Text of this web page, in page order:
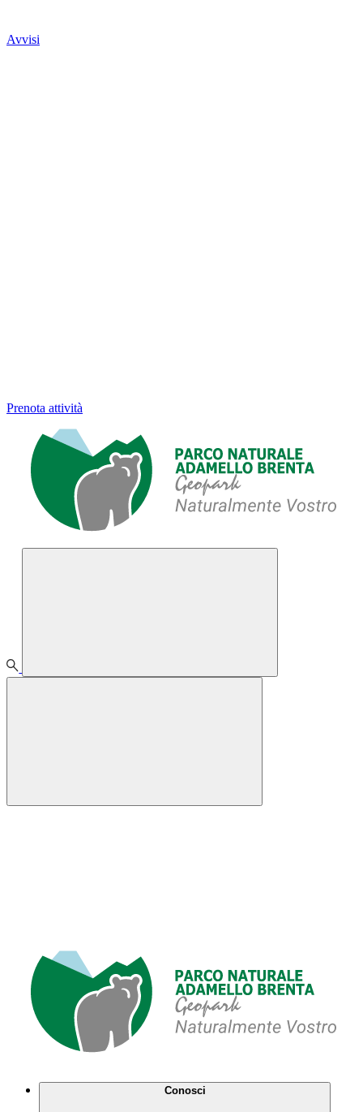
Avvisi
Prenota attività
Conosci